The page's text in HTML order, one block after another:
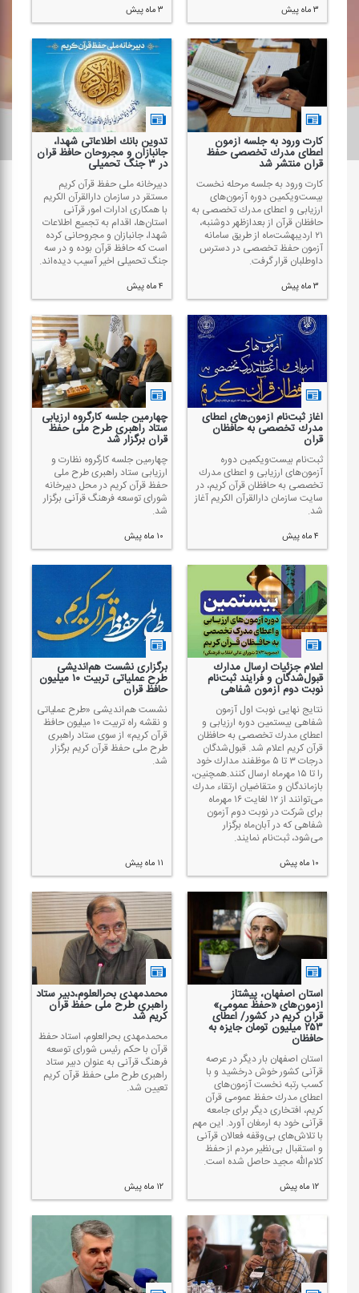
۳ ماه پیش ۳ ماه پیش
كارت ورود به جلسه آزمون
اعطای مدرك تخصصی حفظ
قرآن منتشر شد
كارت ورود به جلسه مرحله نخست
بیست‌ویكمین دوره آزمون‌های
ارزیابی و اعطای مدرك تخصصی به
حافظان قرآن از بعدازظهر دوشنبه،
۲۱ اردیبهشت‌ماه از طریق سامانه
آزمون حفظ تخصصی در دسترس
داوطلبان قرار گرفت.
۳ ماه پیش
تدوین بانك اطلاعاتی شهدا،
جانبازان و مجروحان حافظ قرآن
در ۳ جنگ تحمیلی
دبیرخانه ملی حفظ قرآن كریم
مستقر در سازمان دارالقرآن الكریم
با همكاری ادارات امور قرآنی
استان‌ها، اقدام به تجمیع اطلاعات
شهدا، جانبازان و مجروحانی كرده
است كه حافظ قرآن بوده و در سه
جنگ تحمیلی اخیر آسیب دیده‌اند.
۴ ماه پیش
آغاز ثبت‌نام آزمون‌های اعطای
مدرك تخصصی به حافظان
قرآن
ثبت‌نام بیست‌ویكمین دوره
آزمون‌های ارزیابی و اعطای مدرك
تخصصی به حافظان قرآن كریم، در
سایت سازمان دارالقرآن الكریم آغاز
شد.
۴ ماه پیش
چهارمین جلسه كارگروه ارزیابی
ستاد راهبری طرح ملی حفظ
قرآن برگزار شد
چهارمین جلسه كارگروه نظارت و
ارزیابی ستاد راهبری طرح ملی
حفظ قرآن كریم در محل دبیرخانه
شورای توسعه فرهنگ قرآنی برگزار
شد.
۱۰ ماه پیش
اعلام جزئیات ارسال مدارك
قبول‌شدگان و فرآیند ثبت‌نام
نوبت دوم آزمون شفاهی
نتایج نهایی نوبت اول آزمون
شفاهی بیستمین دوره ارزیابی و
اعطای مدرك تخصصی به حافظان
قرآن كریم اعلام شد. قبول‌شدگان
درجات ۳ تا ۵ موظفند مدارك خود
را تا ۱۵ مهرماه ارسال كنند.همچنین،
بازماندگان و متقاضیان ارتقاء مدرك
می‌توانند از ۱۲ لغایت ۱۶ مهرماه
برای شركت در نوبت دوم آزمون
شفاهی كه در آبان‌ماه برگزار
می‌شود، ثبت‌نام نمایند.
۱۰ ماه پیش
برگزاری نشست هم‌اندیشی
طرح عملیاتی تربیت ۱۰ میلیون
حافظ قرآن
نشست هم‌اندیشی «طرح عملیاتی
و نقشه راه تربیت ۱۰ میلیون حافظ
قرآن كریم» از سوی ستاد راهبری
طرح ملی حفظ قرآن كریم برگزار
شد.
۱۱ ماه پیش
استان اصفهان، پیشتاز
آزمون‌های «حفظ عمومی»
قرآن كریم در كشور/ اعطای
۲۵۳ میلیون تومان جایزه به
حافظان
استان اصفهان بار دیگر در عرصه
قرآنی كشور خوش درخشید و با
كسب رتبه نخست آزمون‌های
اعطای مدرك حفظ عمومی قرآن
كریم، افتخاری دیگر برای جامعه
قرآنی خود به ارمغان آورد. این مهم
با تلاش‌های بی‌وقفه فعالان قرآنی
و استقبال بی‌نظیر مردم از حفظ
كلام‌الله مجید حاصل شده است.
۱۲ ماه پیش
محمدمهدی بحرالعلوم،دبیر ستاد
راهبری طرح ملی حفظ قرآن
كریم شد
محمدمهدی بحرالعلوم، استاد حفظ
قرآن با حكم رئیس شورای توسعه
فرهنگ قرآنی به‌ عنوان دبیر ستاد
راهبری طرح ملی حفظ قرآن كریم
تعیین شد.
۱۲ ماه پیش